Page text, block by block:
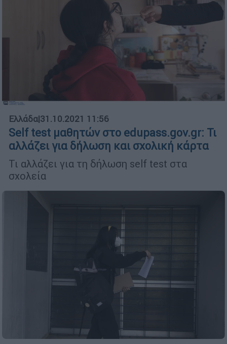
Ελλάδα|31.10.2021 11:56
Self test μαθητών στο edupass.gov.gr: Τι
αλλάζει για δήλωση και σχολική κάρτα
Τι αλλάζει για τη δήλωση self test στα
σχολεία